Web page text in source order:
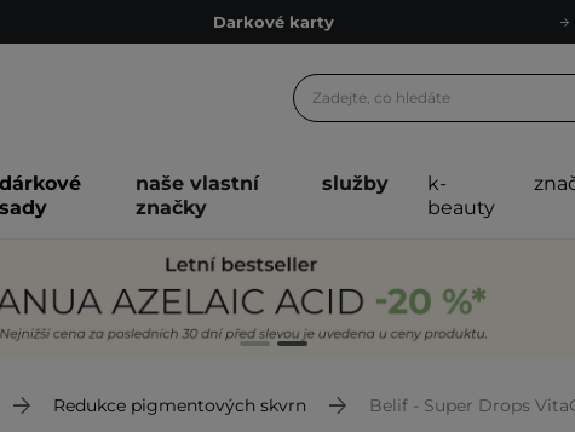
Ekologické balení
Odeslání do 24 hod.
Ekologické balení
dárkové
sady
naše vlastní
značky
služby
k-
beauty
Redukce pigmentových skvrn Belif - Super Drops